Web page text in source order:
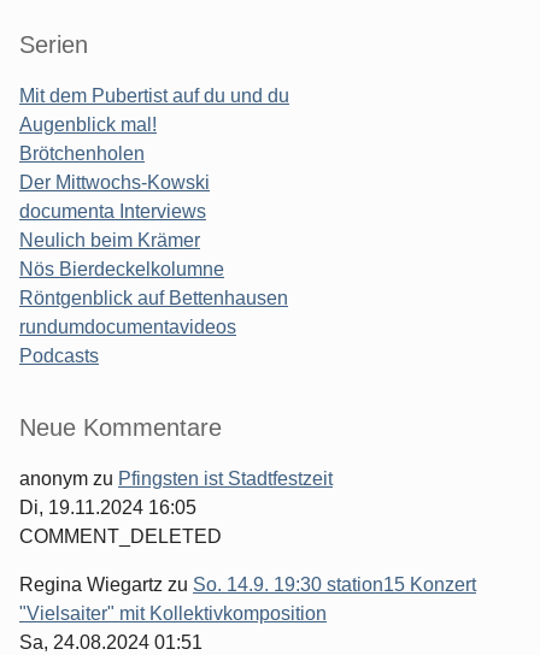
Serien
Mit dem Pubertist auf du und du
Augenblick mal!
Brötchenholen
Der Mittwochs-Kowski
documenta Interviews
Neulich beim Krämer
Nös Bierdeckelkolumne
Röntgenblick auf Bettenhausen
rundumdocumentavideos
Podcasts
Seitenleiste
Neue Kommentare
anonym zu Pfingsten ist Stadtfestzeit
Di, 19.11.2024 16:05
COMMENT_DELETED
Regina Wiegartz zu So. 14.9. 19:30 station15 Konzert
"Vielsaiter" mit Kollektivkomposition
Sa, 24.08.2024 01:51